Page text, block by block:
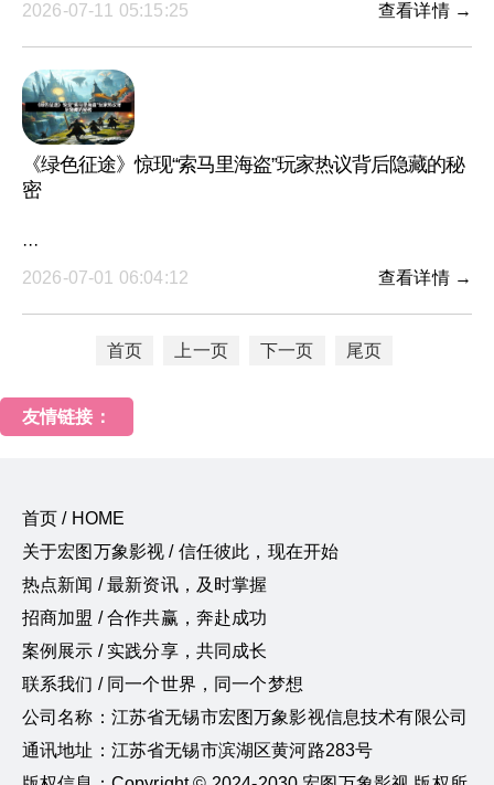
2026-07-11 05:15:25
查看详情 →
《绿色征途》惊现“索马里海盗”玩家热议背后隐藏的秘
密
···
2026-07-01 06:04:12
查看详情 →
首页 上一页 下一页 尾页
友情链接：
首页 / HOME
关于宏图万象影视 / 信任彼此，现在开始
热点新闻 / 最新资讯，及时掌握
招商加盟 / 合作共赢，奔赴成功
案例展示 / 实践分享，共同成长
联系我们 / 同一个世界，同一个梦想
公司名称：江苏省无锡市宏图万象影视信息技术有限公司
通讯地址：江苏省无锡市滨湖区黄河路283号